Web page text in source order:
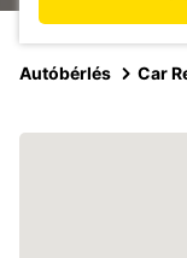
Autóbérlés Car